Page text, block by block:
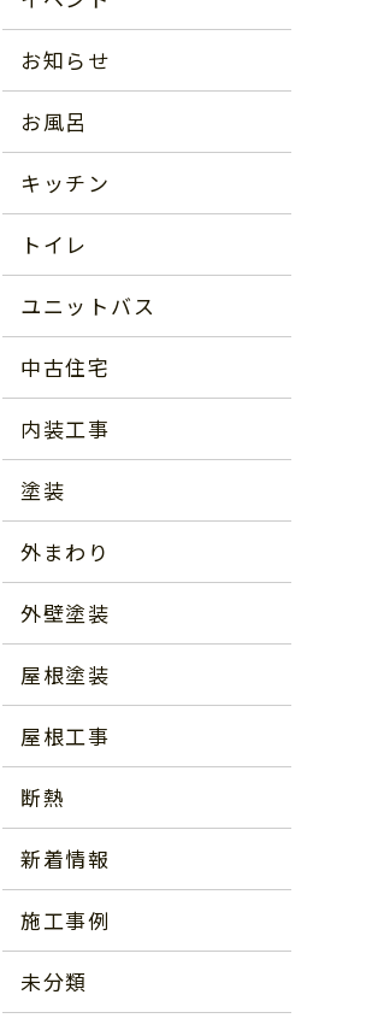
お知らせ
お風呂
キッチン
トイレ
ユニットバス
中古住宅
内装工事
塗装
外まわり
外壁塗装
屋根塗装
屋根工事
断熱
新着情報
施工事例
未分類